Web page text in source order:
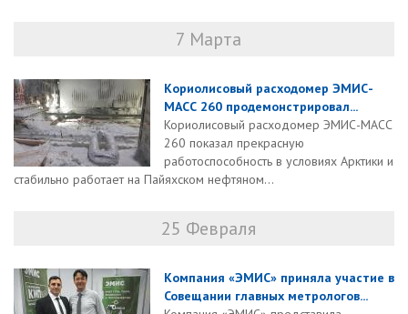
7 Марта
Кориолисовый расходомер ЭМИС-
МАСС 260 продемонстрировал...
Кориолисовый расходомер ЭМИС-МАСС
260 показал прекрасную
работоспособность в условиях Арктики и
стабильно работает на Пайяхском нефтяном...
25 Февраля
Компания «ЭМИС» приняла участие в
Совещании главных метрологов...